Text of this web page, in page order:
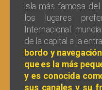
isla más famosa
los lugares
Internacional
de la capital a la
bordo y
que es la más
y es conocida
sus canales y su